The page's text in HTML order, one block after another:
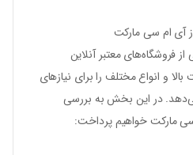
فروشگاه‌های معتبر آنلاین
بالا و انواع مختلف را برای نیازهای
در این بخش به بررسی
سی مارکت خواهیم پرداخت: